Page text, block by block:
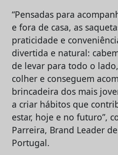
“Pensadas para
e fora de casa, as
praticidade e
divertida e natural:
de levar para todo o
colher e conseguem
brincadeira dos mais
a criar hábitos que
estar, hoje e no futuro”,
Parreira, Brand Leader
Portugal.